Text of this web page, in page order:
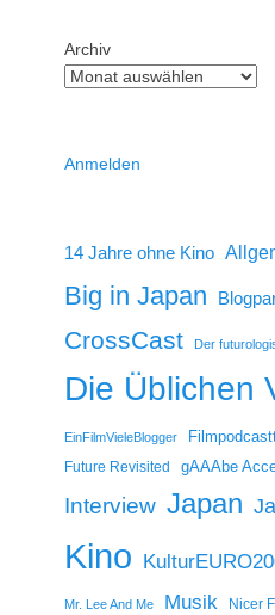
Archiv
Anmelden
14 Jahre ohne Kino
Big in Japan
CrossCast Der
Die Üblichen
EinFilmVieleBlogger
Future Revisited
gAAAbe
Interview Japan
Kino
Mr. Lee And Me Musik Nicer